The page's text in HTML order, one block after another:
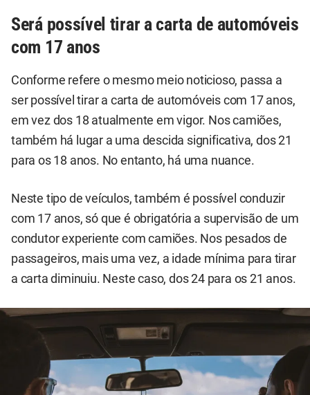
Será possível tirar a carta de automóveis
com 17 anos
Conforme refere o mesmo meio noticioso, passa a
ser possível tirar a carta de automóveis com 17 anos,
em vez dos 18 atualmente em vigor. Nos camiões,
também há lugar a uma descida significativa, dos 21
para os 18 anos. No entanto, há uma nuance.
Neste tipo de veículos, também é possível conduzir
com 17 anos, só que é obrigatória a supervisão de um
condutor experiente com camiões. Nos pesados de
passageiros, mais uma vez, a idade mínima para tirar
a carta diminuiu. Neste caso, dos 24 para os 21 anos.